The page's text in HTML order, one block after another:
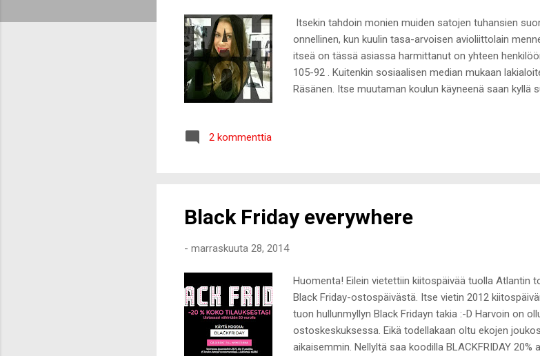
Itsekin tahdoin monien muiden satojen tuhansien
onnellinen, kun kuulin tasa-arvoisen avioliittolain
itseä on tässä asiassa harmittanut on yhteen
105-92 . Kuitenkin sosiaalisen median mukaan
Räsänen. Itse muutaman koulun käyneenä saan kyllä
Olen itse aika vanhoillinen ja esimerkiksi olen ihan
2 kommenttia
Black Friday everywhere
- marraskuuta 28, 2014
Huomenta! Eilein vietettiin kiitospäivää tuolla Atlantin
Black Friday-ostospäivästä. Itse vietin 2012
tuon hullunmyllyn Black Fridayn takia :-D Harvoin on
ostoskeskuksessa. Eikä todellakaan oltu ekojen
aikaisemmin. Nellyltä saa koodilla BLACKFRIDAY